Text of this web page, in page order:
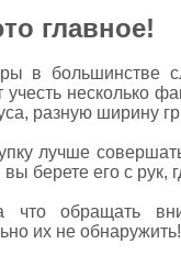
главное!
в большинстве
учесть несколько
разную ширину
лучше
берете его с
что обращать
их не